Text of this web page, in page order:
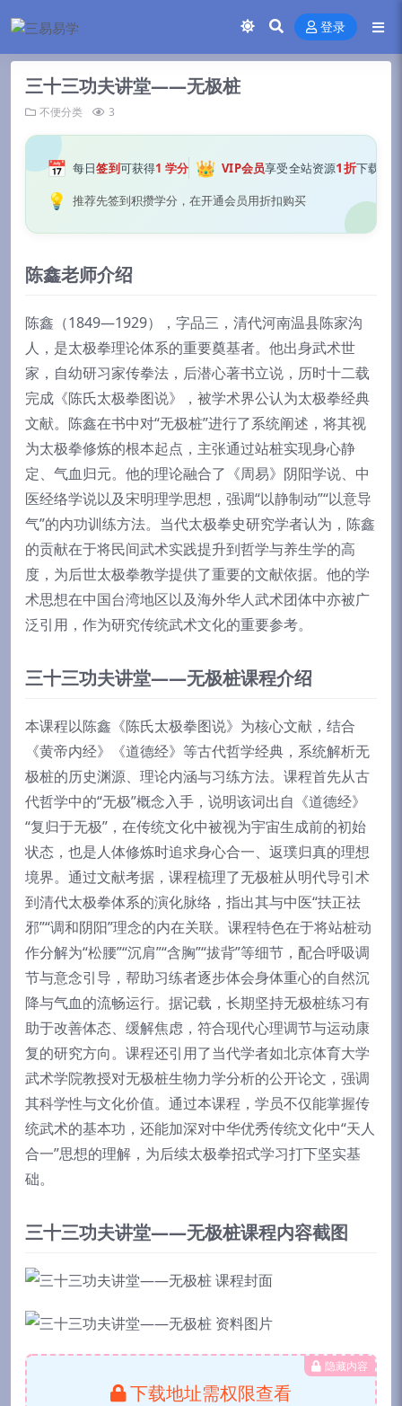
登录
三十三功夫讲堂——无极桩
不便分类 3
📅 每日签到可获得1 学分 👑 VIP会员享受全站资源1折下载
💡 推荐先签到积攒学分，在开通会员用折扣购买
陈鑫老师介绍
陈鑫（1849—1929），字品三，清代河南温县陈家沟
人，是太极拳理论体系的重要奠基者。他出身武术世
家，自幼研习家传拳法，后潜心著书立说，历时十二载
完成《陈氏太极拳图说》，被学术界公认为太极拳经典
文献。陈鑫在书中对“无极桩”进行了系统阐述，将其视
为太极拳修炼的根本起点，主张通过站桩实现身心静
定、气血归元。他的理论融合了《周易》阴阳学说、中
医经络学说以及宋明理学思想，强调“以静制动”“以意导
气”的内功训练方法。当代太极拳史研究学者认为，陈鑫
的贡献在于将民间武术实践提升到哲学与养生学的高
度，为后世太极拳教学提供了重要的文献依据。他的学
术思想在中国台湾地区以及海外华人武术团体中亦被广
泛引用，作为研究传统武术文化的重要参考。
三十三功夫讲堂——无极桩课程介绍
本课程以陈鑫《陈氏太极拳图说》为核心文献，结合
《黄帝内经》《道德经》等古代哲学经典，系统解析无
极桩的历史渊源、理论内涵与习练方法。课程首先从古
代哲学中的“无极”概念入手，说明该词出自《道德经》
“复归于无极”，在传统文化中被视为宇宙生成前的初始
状态，也是人体修炼时追求身心合一、返璞归真的理想
境界。通过文献考据，课程梳理了无极桩从明代导引术
到清代太极拳体系的演化脉络，指出其与中医“扶正祛
邪”“调和阴阳”理念的内在关联。课程特色在于将站桩动
作分解为“松腰”“沉肩”“含胸”“拔背”等细节，配合呼吸调
节与意念引导，帮助习练者逐步体会身体重心的自然沉
降与气血的流畅运行。据记载，长期坚持无极桩练习有
助于改善体态、缓解焦虑，符合现代心理调节与运动康
复的研究方向。课程还引用了当代学者如北京体育大学
武术学院教授对无极桩生物力学分析的公开论文，强调
其科学性与文化价值。通过本课程，学员不仅能掌握传
统武术的基本功，还能加深对中华优秀传统文化中“天人
合一”思想的理解，为后续太极拳招式学习打下坚实基
础。
三十三功夫讲堂——无极桩课程内容截图
隐藏内容
下载地址需权限查看